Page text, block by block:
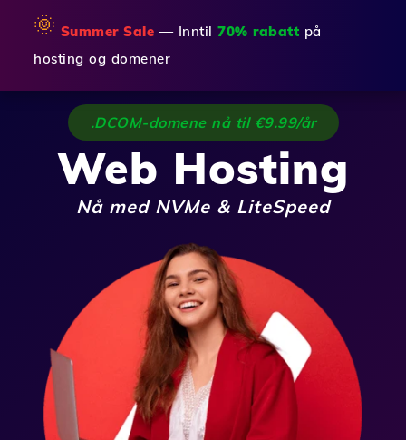
🌞 Summer Sale — Inntil 70% rabatt på
hosting og domener
.DCOM-domene nå til €9.99/år
Web Hosting
Nå med NVMe & LiteSpeed